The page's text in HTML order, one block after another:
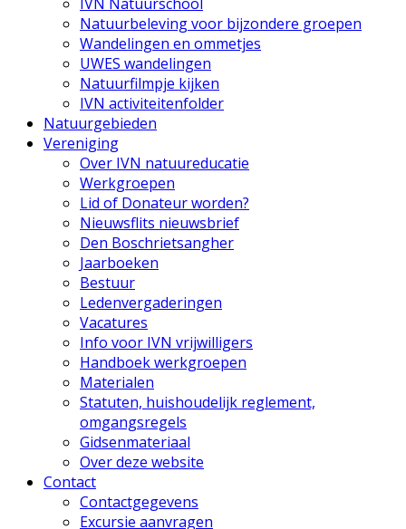
Natuurbeleving voor bijzondere groepen
Wandelingen en ommetjes
UWES wandelingen
Natuurfilmpje kijken
IVN activiteitenfolder
Natuurgebieden
Vereniging
Over IVN natuureducatie
Werkgroepen
Lid of Donateur worden?
Nieuwsflits nieuwsbrief
Den Boschrietsangher
Jaarboeken
Bestuur
Ledenvergaderingen
Vacatures
Info voor IVN vrijwilligers
Handboek werkgroepen
Materialen
Statuten, huishoudelijk reglement,
omgangsregels
Gidsenmateriaal
Over deze website
Contact
Contactgegevens
Excursie aanvragen